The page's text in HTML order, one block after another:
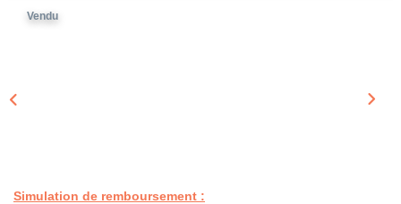
Vendu
Simulation de remboursement :